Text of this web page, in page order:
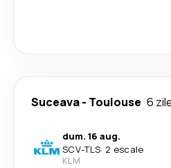
Suceava- Toulouse 6
dum. 16 aug.
SCV-TLS· 2 escale
KLM